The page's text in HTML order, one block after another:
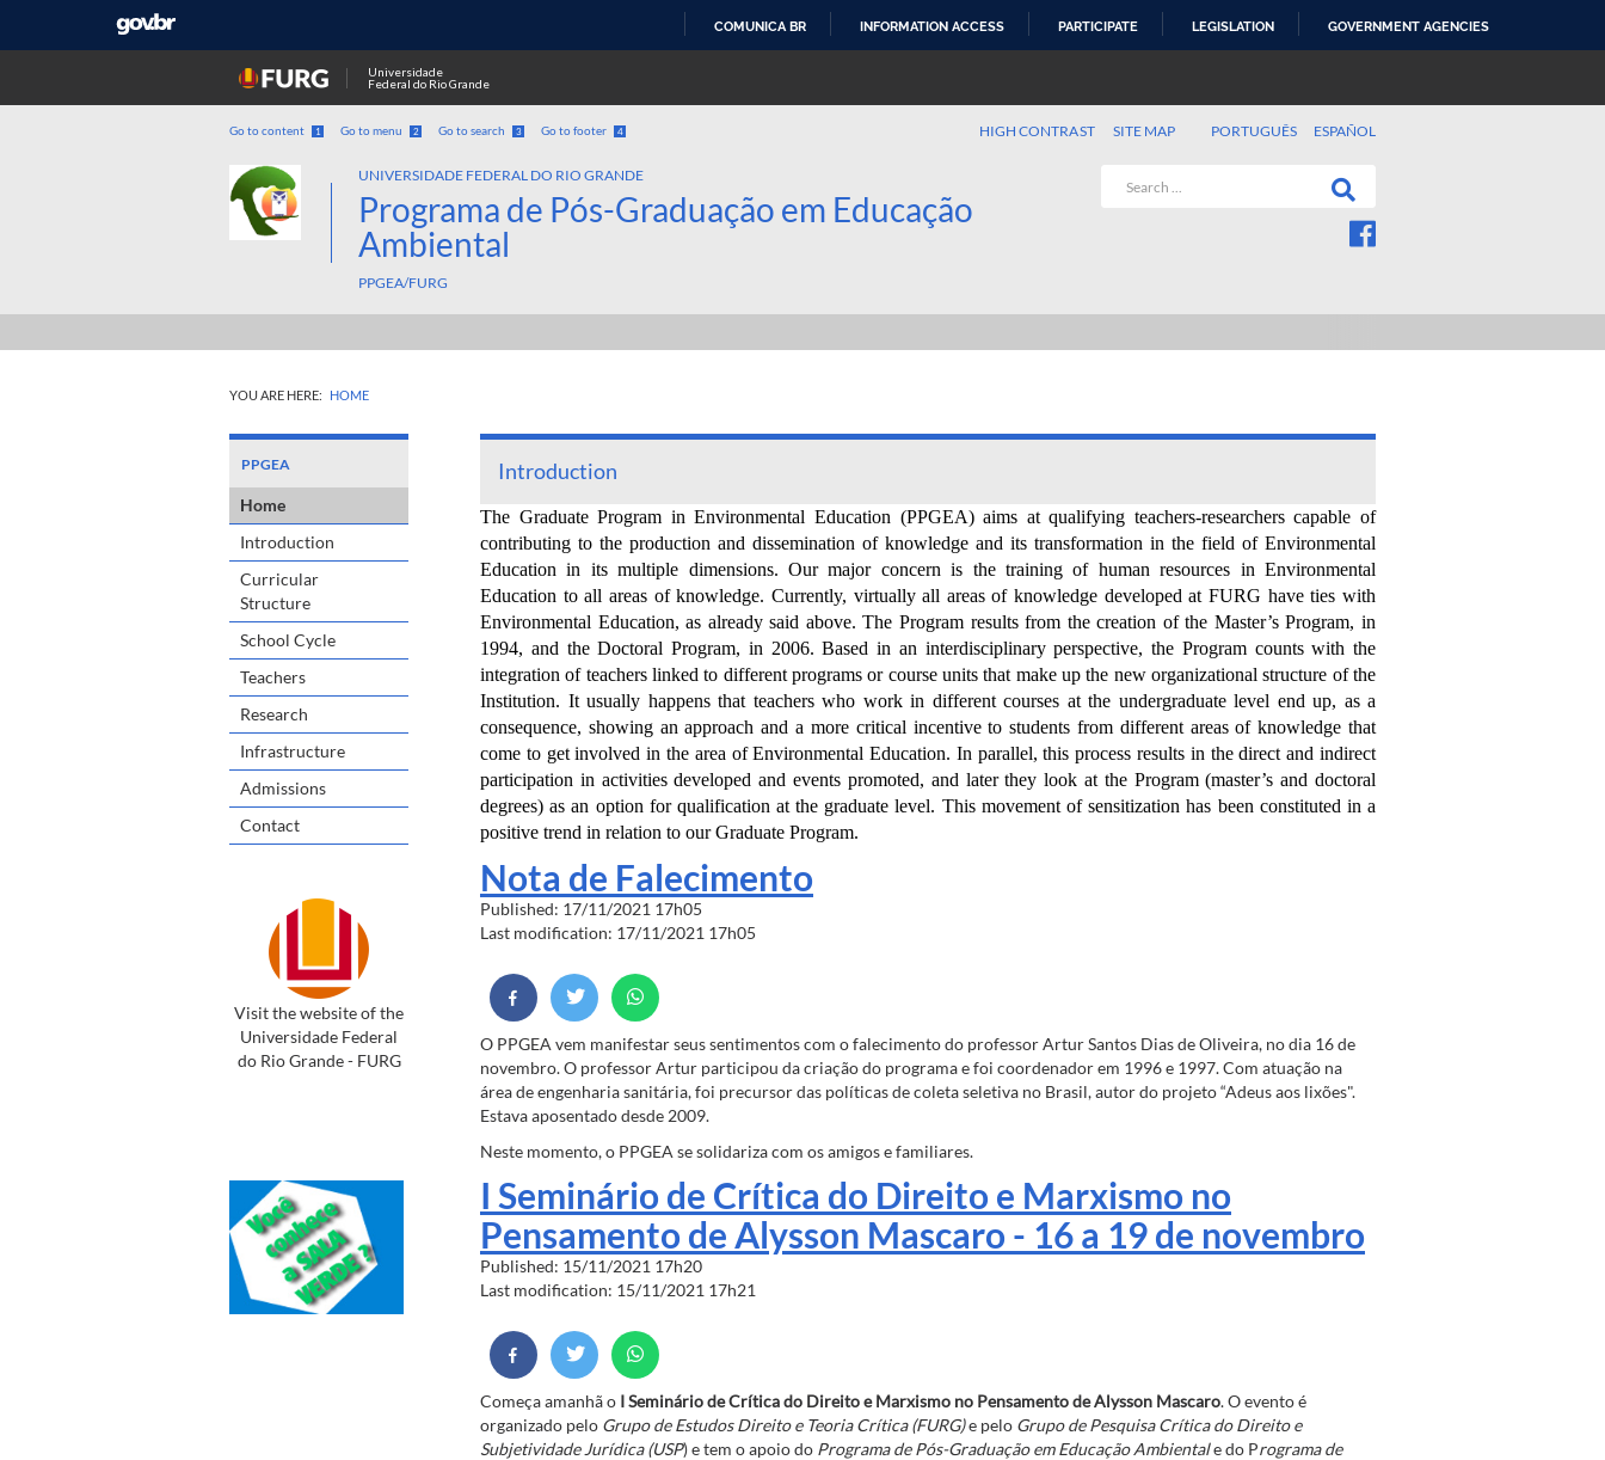
COMUNICA BR INFORMATION ACCESS PARTICIPATE LEGISLATION GOVERNMENT AGENCIES
Universidade
Federal do Rio Grande
Go to content 1 Go to menu 2 Go to search 3 Go to footer 4 PORTUGUÊS ESPAÑOL
HIGH CONTRAST SITE MAP
UNIVERSIDADE FEDERAL DO RIO GRANDE
Programa de Pós-Graduação em Educação
Ambiental
PPGEA/FURG
YOU ARE HERE: HOME
PPGEA
Home
Introduction
Curricular
Structure
School Cycle
Teachers
Research
Infrastructure
Admissions
Contact
Visit the website of the
Universidade Federal
do Rio Grande - FURG
Introduction
The Graduate Program in Environmental Education (PPGEA) aims at qualifying teachers-researchers capable of
contributing to the production and dissemination of knowledge and its transformation in the field of Environmental
Education in its multiple dimensions. Our major concern is the training of human resources in Environmental
Education to all areas of knowledge. Currently, virtually all areas of knowledge developed at FURG have ties with
Environmental Education, as already said above. The Program results from the creation of the Master’s Program, in
1994, and the Doctoral Program, in 2006. Based in an interdisciplinary perspective, the Program counts with the
integration of teachers linked to different programs or course units that make up the new organizational structure of the
Institution. It usually happens that teachers who work in different courses at the undergraduate level end up, as a
consequence, showing an approach and a more critical incentive to students from different areas of knowledge that
come to get involved in the area of Environmental Education. In parallel, this process results in the direct and indirect
participation in activities developed and events promoted, and later they look at the Program (master’s and doctoral
degrees) as an option for qualification at the graduate level. This movement of sensitization has been constituted in a
positive trend in relation to our Graduate Program.
Nota de Falecimento
Published: 17/11/2021 17h05
Last modification: 17/11/2021 17h05
O PPGEA vem manifestar seus sentimentos com o falecimento do professor Artur Santos Dias de Oliveira, no dia 16 de
novembro. O professor Artur participou da criação do programa e foi coordenador em 1996 e 1997. Com atuação na
área de engenharia sanitária, foi precursor das políticas de coleta seletiva no Brasil, autor do projeto “Adeus aos lixões".
Estava aposentado desde 2009.
Neste momento, o PPGEA se solidariza com os amigos e familiares.
I Seminário de Crítica do Direito e Marxismo no
Pensamento de Alysson Mascaro - 16 a 19 de novembro
Published: 15/11/2021 17h20
Last modification: 15/11/2021 17h21
Começa amanhã o I Seminário de Crítica do Direito e Marxismo no Pensamento de Alysson Mascaro. O evento é
organizado pelo Grupo de Estudos Direito e Teoria Crítica (FURG)e pelo Grupo de Pesquisa Crítica do Direito e
Subjetividade Jurídica (USP) e tem o apoio do Programa de Pós-Graduação em Educação Ambientale do Programa de